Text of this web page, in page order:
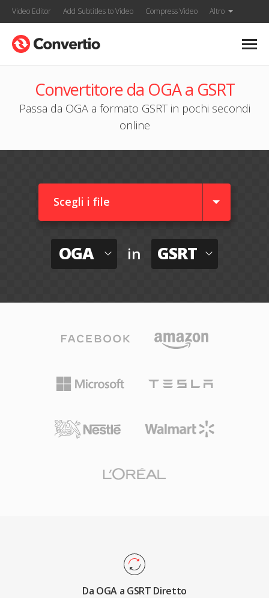
Video Editor Add Subtitles to Video Compress Video Altro
Convertitore da OGA a GSRT
Passa da OGA a formato GSRT in pochi secondi
online
Scegli i file
OGA in GSRT
Da OGA a GSRT Diretto